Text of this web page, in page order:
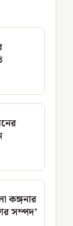
কঙ্গনার
সম্পদ’